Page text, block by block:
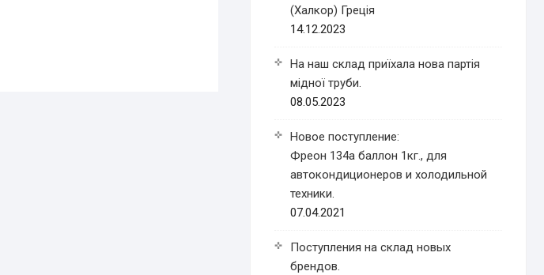
(Халкор) Греція
14.12.2023
На наш склад приїхала нова партія
мідної труби.
08.05.2023
Новое поступление:
Фреон 134a баллон 1кг., для
автокондиционеров и холодильной
техники.
07.04.2021
Поступления на склад новых
брендов.